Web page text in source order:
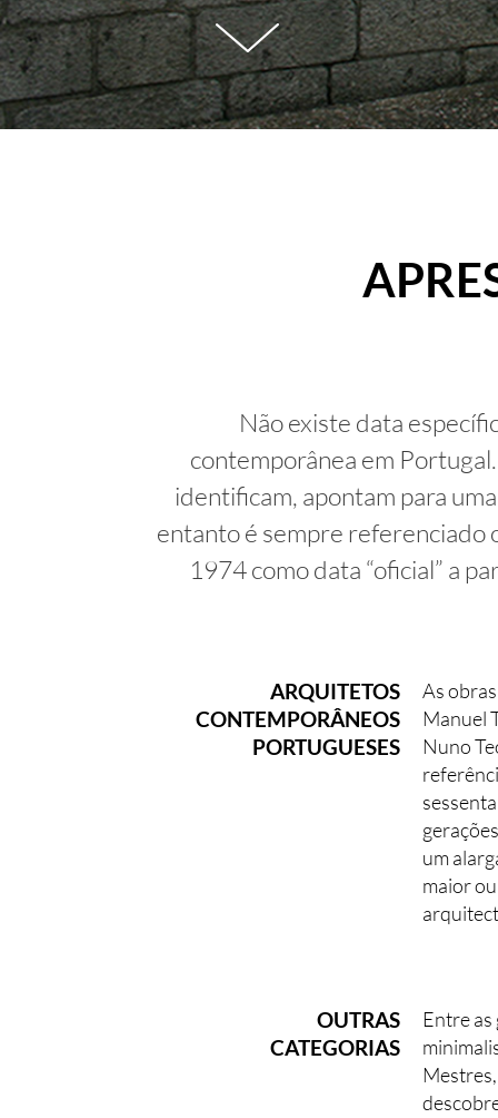
Não existe data
contemporânea em
identificam, apontam para
entanto é sempre referenciado
1974 como data “oficial” a
ARQUITETOS
CONTEMPORÂNEOS
PORTUGUESES
As
Manuel
Nuno
um
maior
OUTRAS
CATEGORIAS
Entre